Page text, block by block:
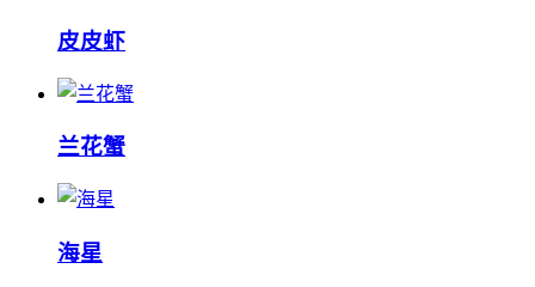
皮皮虾
兰花蟹
海星